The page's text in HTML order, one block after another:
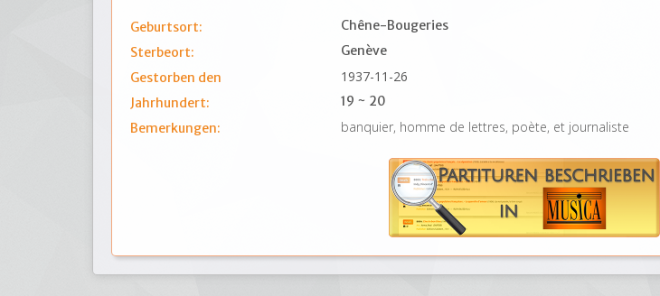
Geburtsort:
Chêne-Bougeries
Sterbeort:
Genève
Gestorben den
1937-11-26
Jahrhundert:
19 ~ 20
Bemerkungen:
banquier, homme de lettres, poète, et journaliste